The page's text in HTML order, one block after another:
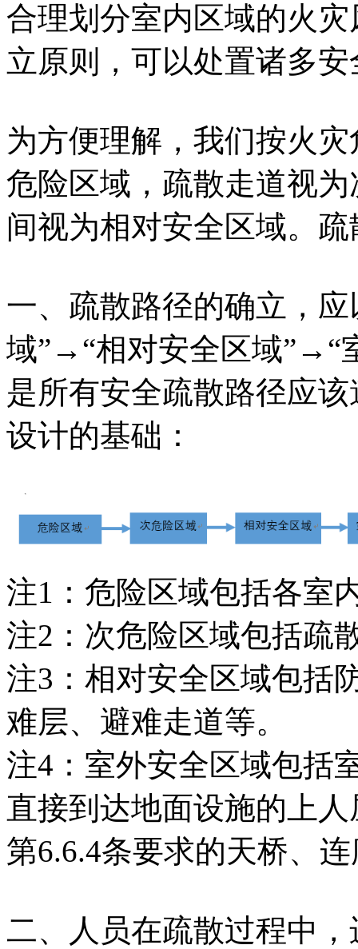
合理划分室内区域的火
立原则，可以处置诸多
为方便理解，我们按火
危险区域，疏散走道视
间视为相对安全区域。
一、疏散路径的确立，
域”→“相对安全区域”→“
是所有安全疏散路径应
设计的基础：
注1：危险区域包括各室
注2：次危险区域包括疏
注3：相对安全区域包括
难层、避难走道等。
注4：室外安全区域包括
直接到达地面设施的上
第6.6.4条要求的天桥、
二、人员在疏散过程中